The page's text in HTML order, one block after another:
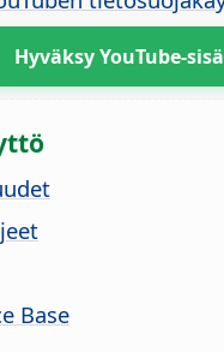
Hyväksy YouTube-
Base